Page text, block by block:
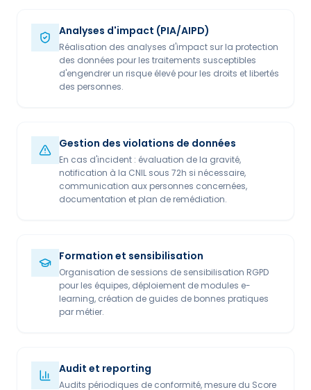
Analyses d'impact (PIA/AIPD)
Réalisation des analyses d'impact sur la protection
des données pour les traitements susceptibles
d'engendrer un risque élevé pour les droits et libertés
des personnes.
Gestion des violations de données
En cas d'incident : évaluation de la gravité,
notification à la CNIL sous 72h si nécessaire,
communication aux personnes concernées,
documentation et plan de remédiation.
Formation et sensibilisation
Organisation de sessions de sensibilisation RGPD
pour les équipes, déploiement de modules e-
learning, création de guides de bonnes pratiques
par métier.
Audit et reporting
Audits périodiques de conformité, mesure du Score